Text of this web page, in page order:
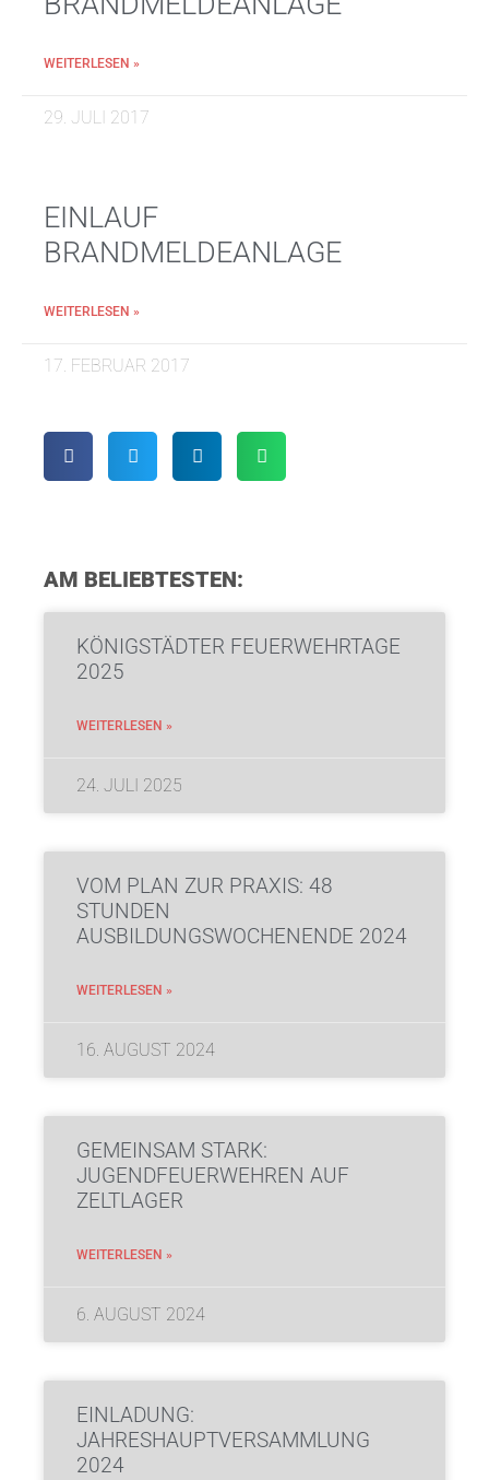
WEITERLESEN »
29. JULI 2017
EINLAUF
BRANDMELDEANLAGE
WEITERLESEN »
17. FEBRUAR 2017
AM BELIEBTESTEN:
KÖNIGSTÄDTER FEUERWEHRTAGE
2025
WEITERLESEN »
24. JULI 2025
VOM PLAN ZUR PRAXIS: 48
STUNDEN
AUSBILDUNGSWOCHENENDE 2024
WEITERLESEN »
16. AUGUST 2024
GEMEINSAM STARK:
JUGENDFEUERWEHREN AUF
ZELTLAGER
WEITERLESEN »
6. AUGUST 2024
EINLADUNG:
JAHRESHAUPTVERSAMMLUNG
2024